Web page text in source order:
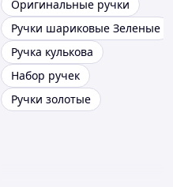
Оригинальные ручки
Ручки шариковые Зеленые
Ручка кулькова
Набор ручек
Ручки золотые